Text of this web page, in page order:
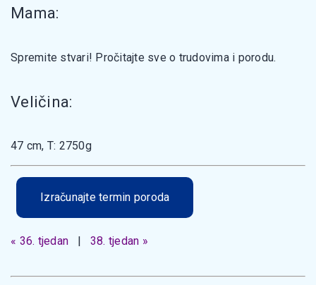
Mama:
Spremite stvari! Pročitajte sve o trudovima i porodu.
Veličina:
47 cm, T: 2750g
Izračunajte termin poroda
« 36. tjedan 38. tjedan »